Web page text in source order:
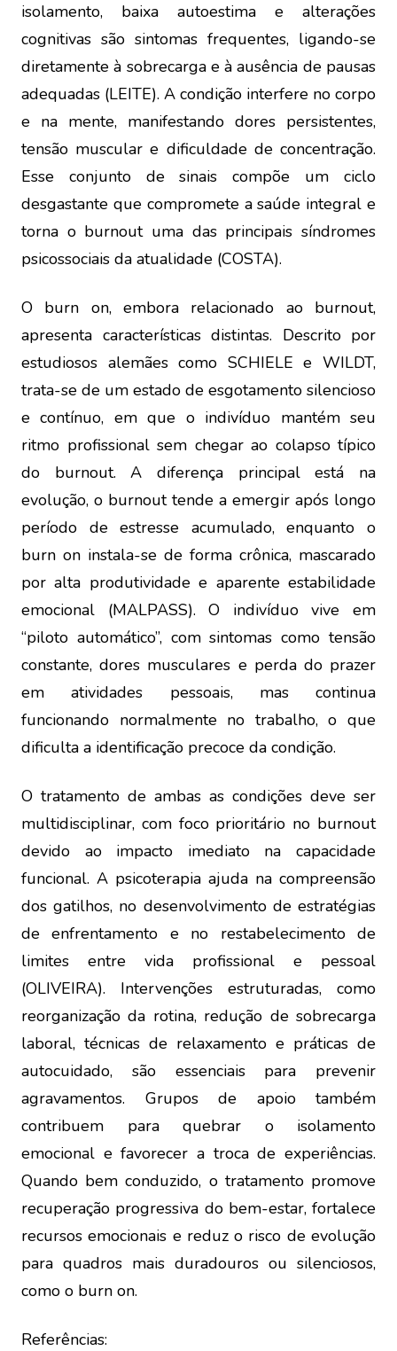
isolamento, baixa autoestima e alterações
cognitivas são sintomas frequentes, ligando-se
diretamente à sobrecarga e à ausência de pausas
adequadas (LEITE). A condição interfere no corpo
e na mente, manifestando dores persistentes,
tensão muscular e dificuldade de concentração.
Esse conjunto de sinais compõe um ciclo
desgastante que compromete a saúde integral e
torna o burnout uma das principais síndromes
psicossociais da atualidade (COSTA).
O burn on, embora relacionado ao burnout,
apresenta características distintas. Descrito por
estudiosos alemães como SCHIELE e WILDT,
trata-se de um estado de esgotamento silencioso
e contínuo, em que o indivíduo mantém seu
ritmo profissional sem chegar ao colapso típico
do burnout. A diferença principal está na
evolução, o burnout tende a emergir após longo
período de estresse acumulado, enquanto o
burn on instala-se de forma crônica, mascarado
por alta produtividade e aparente estabilidade
emocional (MALPASS). O indivíduo vive em
“piloto automático”, com sintomas como tensão
constante, dores musculares e perda do prazer
em atividades pessoais, mas continua
funcionando normalmente no trabalho, o que
dificulta a identificação precoce da condição.
O tratamento de ambas as condições deve ser
multidisciplinar, com foco prioritário no burnout
devido ao impacto imediato na capacidade
funcional. A psicoterapia ajuda na compreensão
dos gatilhos, no desenvolvimento de estratégias
de enfrentamento e no restabelecimento de
limites entre vida profissional e pessoal
(OLIVEIRA). Intervenções estruturadas, como
reorganização da rotina, redução de sobrecarga
laboral, técnicas de relaxamento e práticas de
autocuidado, são essenciais para prevenir
agravamentos. Grupos de apoio também
contribuem para quebrar o isolamento
emocional e favorecer a troca de experiências.
Quando bem conduzido, o tratamento promove
recuperação progressiva do bem-estar, fortalece
recursos emocionais e reduz o risco de evolução
para quadros mais duradouros ou silenciosos,
como o burn on.
Referências: